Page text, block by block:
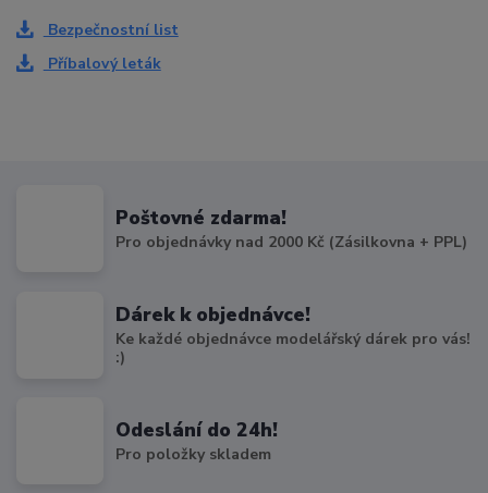
Bezpečnostní list
Příbalový leták
Poštovné zdarma!
Pro objednávky nad 2000 Kč (Zásilkovna + PPL)
Dárek k objednávce!
Ke každé objednávce modelářský dárek pro vás!
:)
Odeslání do 24h!
Pro položky skladem